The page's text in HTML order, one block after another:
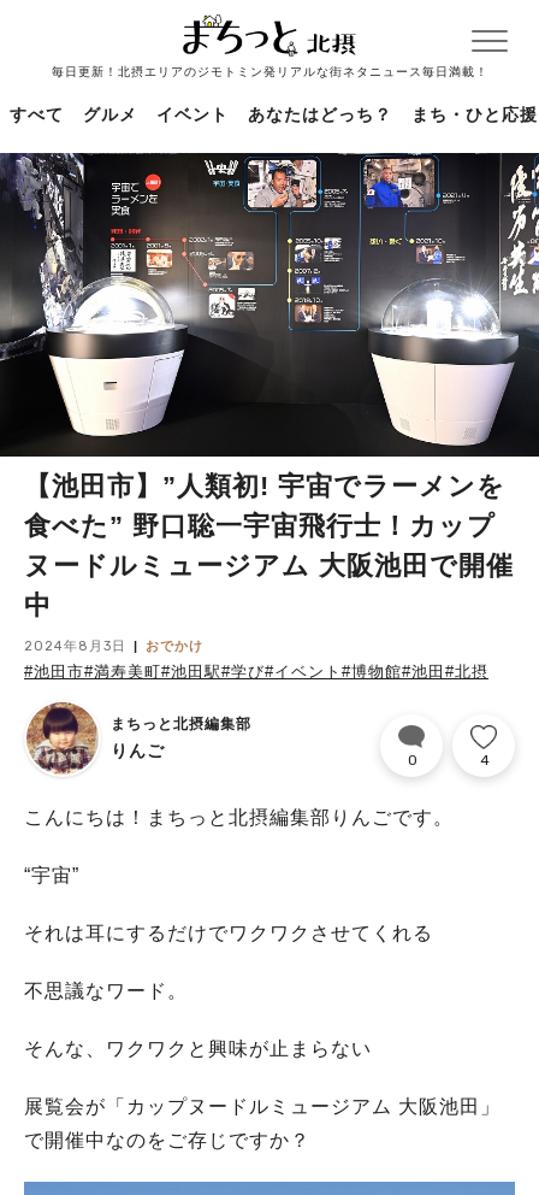
毎日更新！北摂エリアのジモトミン発リアルな街ネタニュース毎日満載！
すべて グルメ イベント あなたはどっち？ まち・ひと応援
【池田市】”人類初! 宇宙でラーメンを
食べた” 野口聡一宇宙飛行士！カップ
ヌードルミュージアム 大阪池田で開催
中
2024年8月3日 おでかけ
#池田市#満寿美町#池田駅#学び#イベント #博物館#池田 #北摂
まちっと北摂編集部
りんご 0 4
こんにちは！まちっと北摂編集部りんごです。
“宇宙”
それは耳にするだけでワクワクさせてくれる
不思議なワード。
そんな、ワクワクと興味が止まらない
展覧会が「カップヌードルミュージアム 大阪池田」
で開催中なのをご存じですか？